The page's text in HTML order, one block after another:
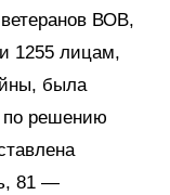
ВОВ,
1255 лицам,
была
по решению
81 —